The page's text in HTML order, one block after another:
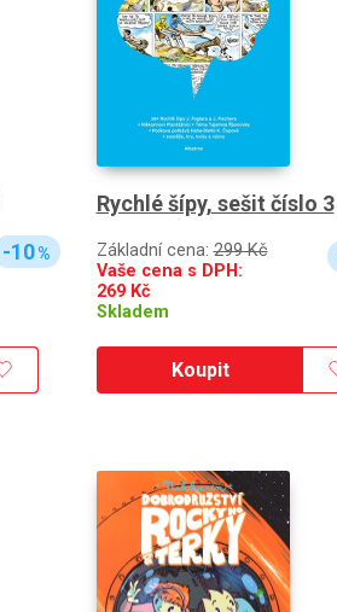
-10%
Rychlé šípy, sešit číslo 3
Základní cena:299 Kč
Vaše cena s DPH:
269Kč
Skladem
Koupit